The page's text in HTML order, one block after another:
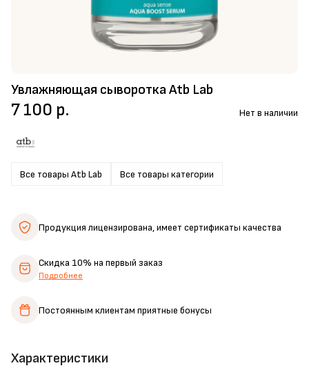
Увлажняющая сыворотка Atb Lab
Все товары Atb Lab Все товары категории
7 100 р. Нет в наличии
Характеристики
Продукция лицензирована,имеет сертификаты качества
Скидка 10% на первый заказ
Подробнее
Постоянным клиентам приятные бонусы